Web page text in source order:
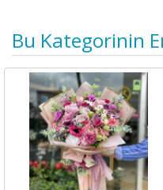
Bu Kategorinin